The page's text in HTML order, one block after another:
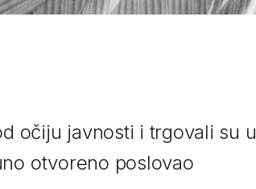
očiju javnosti i trgovali su u
otvoreno poslovao